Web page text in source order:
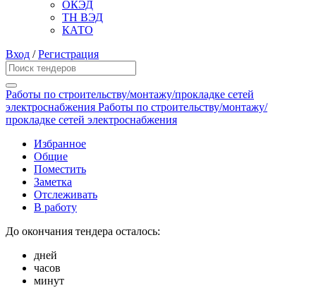
ОКЭД
ТН ВЭД
КАТО
Вход /Регистрация
Работы по строительству/монтажу/прокладке сетей
электроснабжения Работы по строительству/монтажу/
прокладке сетей электроснабжения
Избранное
Общие
Поместить
Заметка
Отслеживать
В работу
До окончания тендера осталось:
дней
часов
минут